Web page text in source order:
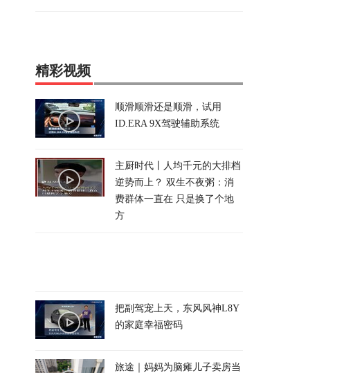
精彩视频
顺滑顺滑还是顺滑，试用
ID.ERA 9X驾驶辅助系统
主厨时代丨人均千元的大排档
逆势而上？ 双生不夜粥：消
费群体一直在 只是换了个地
方
把副驾宠上天，东风风神L8Y
的家庭幸福密码
旅途｜妈妈为脑瘫儿子卖房当